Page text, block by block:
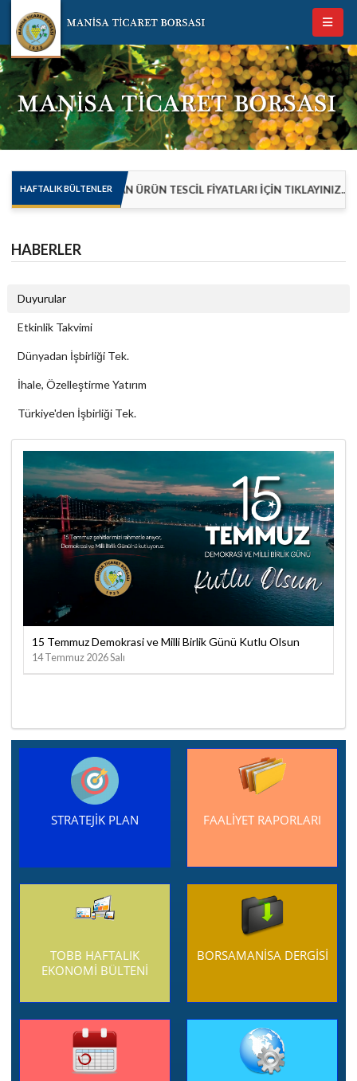
HAFTALIK BÜLTENLER
HAFTALIK OLUŞAN ÜRÜN TESCİL FİYATLARI İÇİN TIKLAYINIZ..
HABERLER
Duyurular
Etkinlik Takvimi
Dünyadan İşbirliği Tek.
İhale, Özelleştirme Yatırım
Türkiye'den İşbirliği Tek.
15 Temmuz Demokrasi ve Milli Birlik Günü Kutlu Olsun
14 Temmuz 2026 Salı
STRATEJİK PLAN FAALİYET RAPORLARI
TOBB HAFTALIK
EKONOMİ BÜLTENİ
BORSAMANİSA DERGİSİ